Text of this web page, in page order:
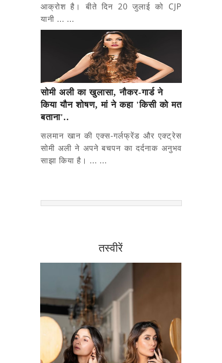
आक्रोश है। बीते दिन 20 जुलाई को CJP
यानी ... ...
सोमी अली का खुलासा, नौकर-गार्ड ने
किया यौन शोषण, मां ने कहा 'किसी को मत
बताना'..
सलमान खान की एक्स-गर्लफ्रेंड और एक्ट्रेस
सोमी अली ने अपने बचपन का दर्दनाक अनुभव
साझा किया है। ... ...
तस्वीरें